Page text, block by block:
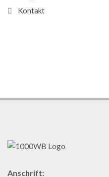
Kontakt
Anschrift: